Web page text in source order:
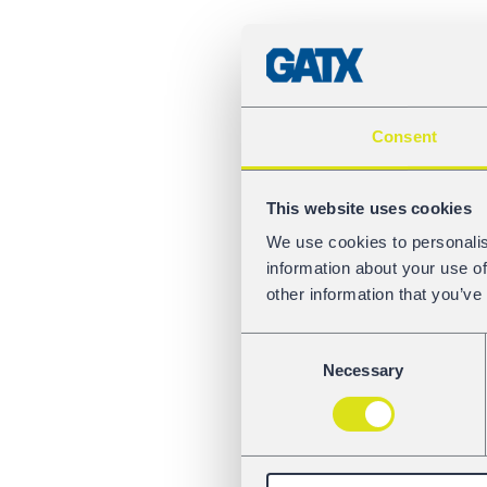
Consent
This website uses cookies
We use cookies to
information about your use
other information that
Necessary